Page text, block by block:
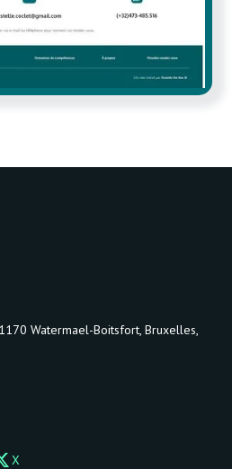
Watermael-Boitsfort, Bruxelles,
X